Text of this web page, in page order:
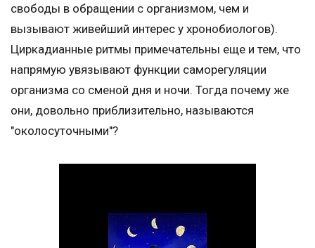
свободы в обращении с организмом, чем и
вызывают живейший интерес у хронобиологов).
Циркадианные ритмы примечательны еще и тем, что
напрямую увязывают функции саморегуляции
организма со сменой дня и ночи. Тогда почему же
они, довольно приблизительно, называются
"околосуточными"?